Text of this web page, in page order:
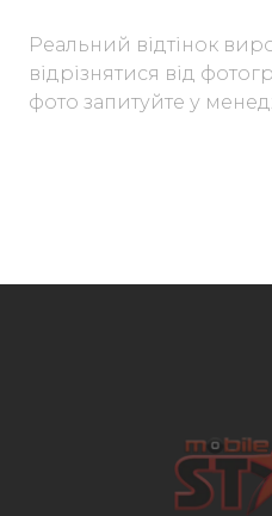
Реальний відтінок
відрізнятися від
фото запитуйте у